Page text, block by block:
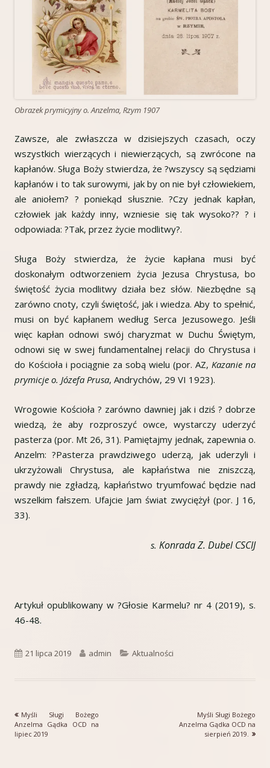
Obrazek prymicyjny o. Anzelma, Rzym 1907
Zawsze, ale zwłaszcza w dzisiejszych czasach, oczy
wszystkich wierzących i niewierzących, są zwrócone na
kapłanów. Sługa Boży stwierdza, że ?wszyscy są sędziami
kapłanów i to tak surowymi, jak by on nie był człowiekiem,
ale aniołem? ? poniekąd słusznie. ?Czy jednak kapłan,
człowiek jak każdy inny, wzniesie się tak wysoko?? ? i
odpowiada: ?Tak, przez życie modlitwy?.
Sługa Boży stwierdza, że życie kapłana musi być
doskonałym odtworzeniem życia Jezusa Chrystusa, bo
świętość życia modlitwy działa bez słów. Niezbędne są
zarówno cnoty, czyli świętość, jak i wiedza. Aby to spełnić,
musi on być kapłanem według Serca Jezusowego. Jeśli
więc kapłan odnowi swój charyzmat w Duchu Świętym,
odnowi się w swej fundamentalnej relacji do Chrystusa i
do Kościoła i pociągnie za sobą wielu (por. AZ, Kazanie na
prymicje o. Józefa Prusa, Andrychów, 29 VI 1923).
Wrogowie Kościoła ? zarówno dawniej jak i dziś ? dobrze
wiedzą, że aby rozproszyć owce, wystarczy uderzyć
pasterza (por. Mt 26, 31). Pamiętajmy jednak, zapewnia o.
Anzelm: ?Pasterza prawdziwego uderzą, jak uderzyli i
ukrzyżowali Chrystusa, ale kapłaństwa nie zniszczą,
prawdy nie zgładzą, kapłaństwo tryumfować będzie nad
wszelkim fałszem. Ufajcie Jam świat zwyciężył (por. J 16,
33).
s. Konrada Z. Dubel CSCIJ
Artykuł opublikowany w ?Głosie Karmelu? nr 4 (2019), s.
46-48.
Opublikowano
21 lipca 2019 Autor
admin Kategorie
Aktualności
Nawigacja
wpisu
Poprzedni
artykół
Myśli Sługi Bożego
Anzelma Gądka OCD na
lipiec 2019
Następny
artykół:
Myśli Sługi Bożego
Anzelma Gądka OCD na
sierpień 2019.